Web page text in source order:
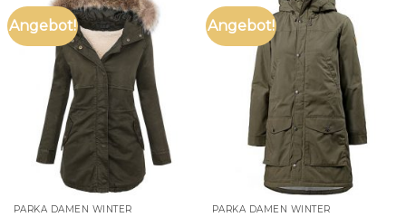
Angebot!
PARKA DAMEN WINTER
Angebot!
PARKA DAMEN WINTER